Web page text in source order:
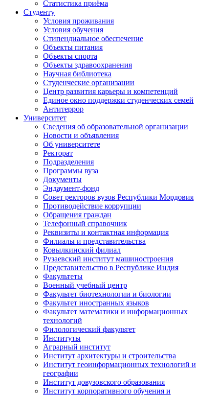
Статистика приёма
Студенту
Условия проживания
Условия обучения
Стипендиальное обеспечение
Объекты питания
Объекты спорта
Объекты здравоохранения
Научная библиотека
Студенческие организации
Центр развития карьеры и компетенций
Единое окно поддержки студенческих семей
Антитеррор
Университет
Сведения об образовательной организации
Новости и объявления
Об университете
Ректорат
Подразделения
Программы вуза
Документы
Эндаумент-фонд
Совет ректоров вузов Республики Мордовия
Противодействие коррупции
Обращения граждан
Телефонный справочник
Реквизиты и контактная информация
Филиалы и представительства
Ковылкинский филиал
Рузаевский институт машиностроения
Представительство в Республике Индия
Факультеты
Военный учебный центр
Факультет биотехнологии и биологии
Факультет иностранных языков
Факультет математики и информационных
технологий
Филологический факультет
Институты
Аграрный институт
Институт архитектуры и строительства
Институт геоинформационных технологий и
географии
Институт довузовского образования
Институт корпоративного обучения и